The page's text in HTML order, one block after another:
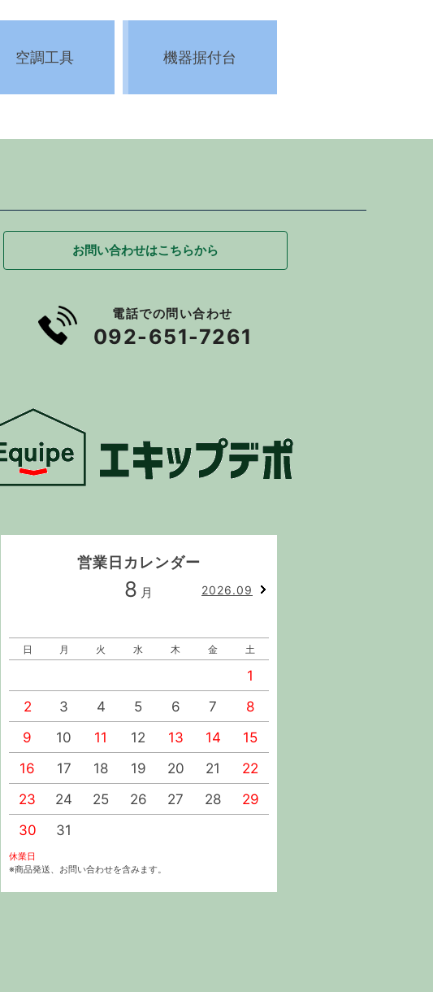
空調工具 機器据付台
お問い合わせはこちらから
電話での問い合わせ
092-651-7261
営業日カレンダー
8 月 2026.09
日 月 火 水 木 金 土
1
2
3 4 5 6 7
8
9
10 11 12 13 14
15
16
17 18 19 20 21
22
23
24 25 26 27 28
29
30
31
休業日
※商品発送、お問い合わせを含みます。